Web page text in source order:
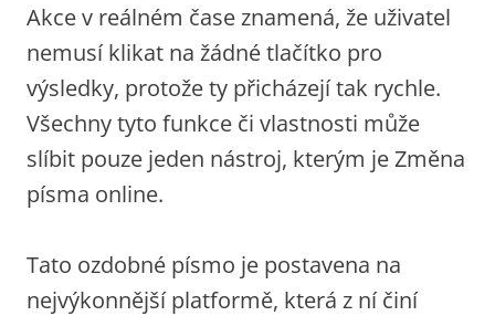
Akce v reálném čase znamená, že uživatel
nemusí klikat na žádné tlačítko pro
výsledky, protože ty přicházejí tak rychle.
Všechny tyto funkce či vlastnosti může
slíbit pouze jeden nástroj, kterým je Změna
písma online.
Tato ozdobné písmo je postavena na
nejvýkonnější platformě, která z ní činí